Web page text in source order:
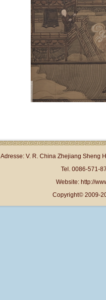
Adresse: V. R. China Zhejiang Sheng
Tel. 0086-571-
Website: http://
Copyright© 2009-